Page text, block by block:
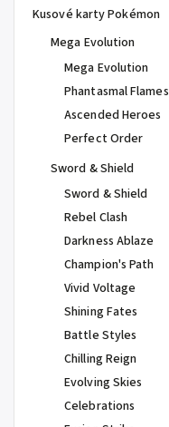
Kusové karty Pokémon
Mega Evolution
Mega Evolution
Phantasmal Flames
Ascended Heroes
Perfect Order
Sword & Shield
Sword & Shield
Rebel Clash
Darkness Ablaze
Champion's Path
Vivid Voltage
Shining Fates
Battle Styles
Chilling Reign
Evolving Skies
Celebrations